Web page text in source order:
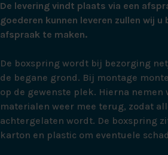
pocketvering
uitstekende
personen van
firm matras
bij u past.
HET
Het topmatras,
Daarbij vormt
De levering vindt plaats via een
goederen kunnen leveren zullen wij u
afspraak te maken.
De boxspring wordt bij bezorging
de begane grond. Bij montage
op de gewenste plek. Hierna
materialen weer mee terug, zodat
achtergelaten wordt. De boxspring
karton en plastic om eventuele